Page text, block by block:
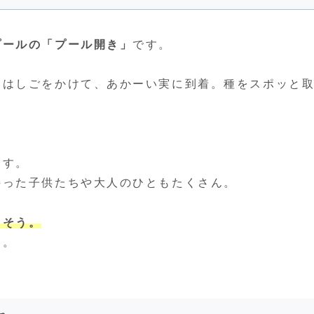
ルの「プール開き」 です。
しごをかけて、あかーい実に到着。種をスポッと
。
た子供たちや大人のひともたくさん。
う。